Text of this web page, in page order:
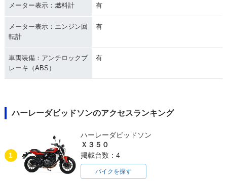
メーター表示：燃料計 有
メーター表示：エンジン回
転計
有
車両装備：アンチロックブ
レーキ（ABS）
有
ハーレーダビッドソンのアクセスランキング
1
ハーレーダビッドソン
Ｘ３５０
掲載台数：4
バイクを探す